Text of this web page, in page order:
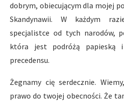
dobrym, obiecującym dla mojej
Skandynawii. W każdym
specjalistce od tych narodów,
która jest podróżą papieską
precedensu.
Żegnamy cię serdecznie.
prawo do twojej obecności. Że